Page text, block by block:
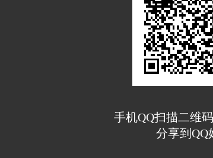
手机QQ扫描二维
分享到QQ